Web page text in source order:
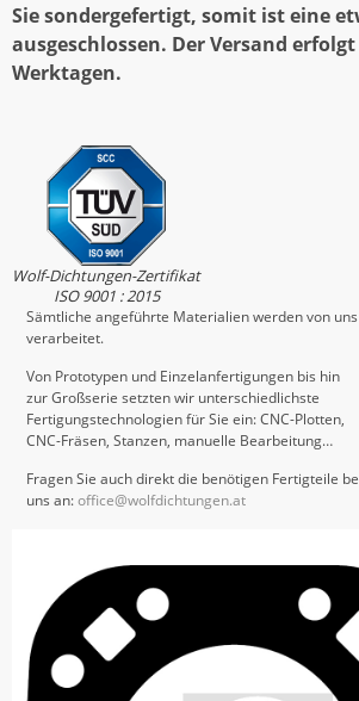
Sie sondergefertigt, somit ist eine
ausgeschlossen. Der Versand
Werktagen.
Wolf-Dichtungen-Zertifikat
ISO 9001 : 2015
Sämtliche angeführte Materialien werden von uns
verarbeitet.
Von Prototypen und Einzelanfertigungen bis hin
zur Großserie setzten wir unterschiedlichste
Fertigungstechnologien für Sie ein: CNC-Plotten,
CNC-Fräsen, Stanzen, manuelle Bearbeitung…
Fragen Sie auch direkt die benötigen Fertigteile
uns an:office@wolfdichtungen.at